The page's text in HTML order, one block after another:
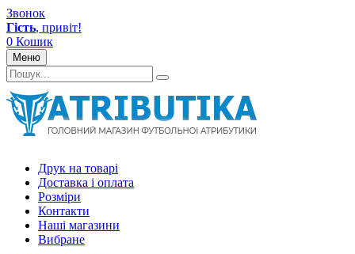
Звонок
Гість, привіт!
0 Кошик
Меню
Друк на товарі
Доставка і оплата
Розміри
Контакти
Наші магазини
Вибране